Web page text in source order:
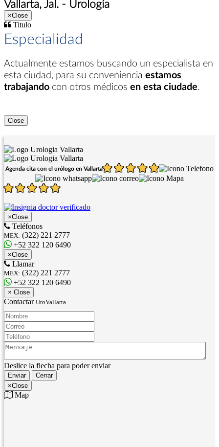
Vallarta, Jal. - Urología
×Close
Titulo
Especialidad
Actualmente estamos buscando un especialista en
esta ciudad, para su conveniencia estamos
trabajando con otros médicos en esta ciudade.
Close
Agenda cita con el urólogo en Vallarta
×Close
Teléfonos
MEX: (322) 221 2777
+52 322 120 6490
×Close
Llamar
MEX: (322) 221 2777
+52 322 120 6490
× Close
Contactar UroVallarta
Nombre:
Correo:
Teléfono:
Mensaje:
Deslice la flecha para poder enviar
Enviar
Cerrar
×Close
Map